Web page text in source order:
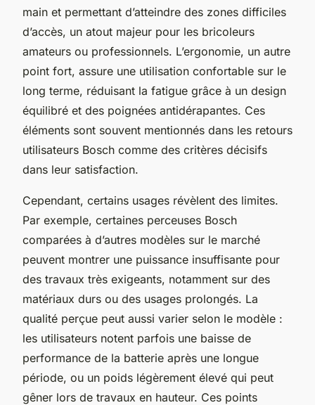
main et permettant d’atteindre des zones difficiles
d’accès, un atout majeur pour les bricoleurs
amateurs ou professionnels. L’ergonomie, un autre
point fort, assure une utilisation confortable sur le
long terme, réduisant la fatigue grâce à un design
équilibré et des poignées antidérapantes. Ces
éléments sont souvent mentionnés dans les retours
utilisateurs Bosch comme des critères décisifs
dans leur satisfaction.
Cependant, certains usages révèlent des limites.
Par exemple, certaines perceuses Bosch
comparées à d’autres modèles sur le marché
peuvent montrer une puissance insuffisante pour
des travaux très exigeants, notamment sur des
matériaux durs ou des usages prolongés. La
qualité perçue peut aussi varier selon le modèle :
les utilisateurs notent parfois une baisse de
performance de la batterie après une longue
période, ou un poids légèrement élevé qui peut
gêner lors de travaux en hauteur. Ces points